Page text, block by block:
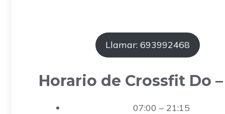
Llamar: 693992468
Horario de Crossfit Do
07:00 – 21:15